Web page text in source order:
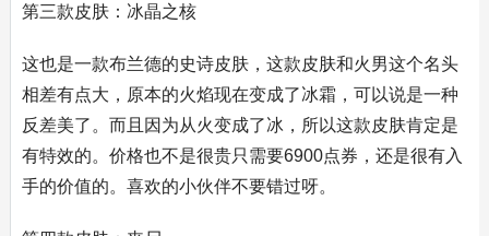
第三款皮肤：冰晶之核
这也是一款布兰德的史诗皮肤，这款皮肤和火男这个名头
相差有点大，原本的火焰现在变成了冰霜，可以说是一种
反差美了。而且因为从火变成了冰，所以这款皮肤肯定是
有特效的。价格也不是很贵只需要6900点券，还是很有入
手的价值的。喜欢的小伙伴不要错过呀。